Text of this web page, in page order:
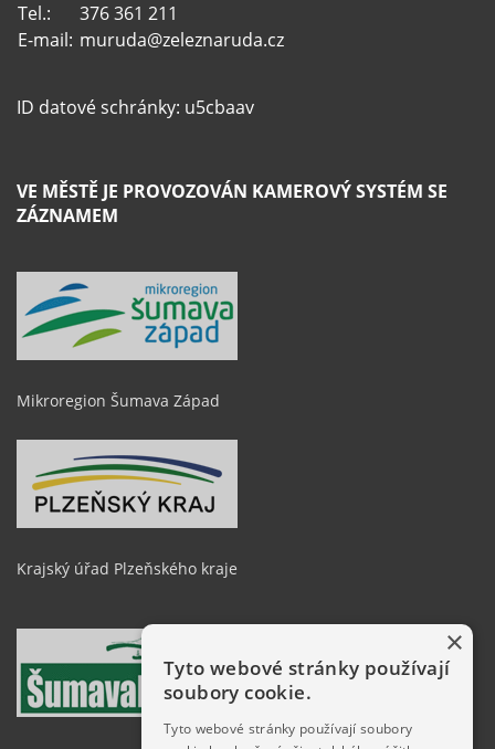
Tel.:
376 361 211
E-mail: muruda@zeleznaruda.cz
ID datové schránky: u5cbaav
VE MĚSTĚ JE PROVOZOVÁN KAMEROVÝ SYSTÉM SE
ZÁZNAMEM
Mikroregion Šumava Západ
Krajský úřad Plzeňského kraje
×
Tyto webové stránky používají
soubory cookie.
Tyto webové stránky používají soubory